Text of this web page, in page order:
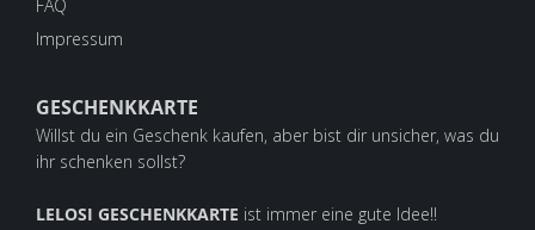
FAQ
Impressum
GESCHENKKARTE
Willst du ein Geschenk kaufen, aber bist dir unsicher, was du
ihr schenken sollst?
LELOSI GESCHENKKARTE ist immer eine gute Idee!!